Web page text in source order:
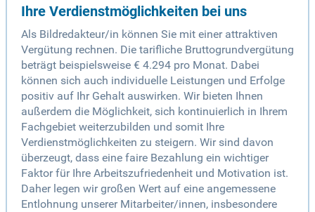
Ihre Verdienstmöglichkeiten bei uns
Als Bildredakteur/in können Sie mit einer attraktiven
Vergütung rechnen. Die tarifliche Bruttogrundvergütung
beträgt beispielsweise € 4.294 pro Monat. Dabei
können sich auch individuelle Leistungen und Erfolge
positiv auf Ihr Gehalt auswirken. Wir bieten Ihnen
außerdem die Möglichkeit, sich kontinuierlich in Ihrem
Fachgebiet weiterzubilden und somit Ihre
Verdienstmöglichkeiten zu steigern. Wir sind davon
überzeugt, dass eine faire Bezahlung ein wichtiger
Faktor für Ihre Arbeitszufriedenheit und Motivation ist.
Daher legen wir großen Wert auf eine angemessene
Entlohnung unserer Mitarbeiter/innen, insbesondere